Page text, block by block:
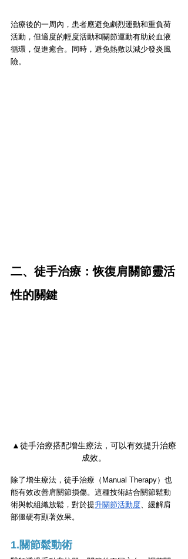
治療後的一周內，患者應避免劇烈運動和重負荷
活動，但適度的輕度活動和關節運動有助於血液
循環，促進癒合。同時，避免熱敷以減少發炎風
險。
二、徒手治療：恢復肩關節靈活
性的關鍵
▲徒手治療搭配增生療法，可以有效提升治療
成效。
除了增生療法，徒手治療（Manual Therapy）也
能有效改善肩關節損傷。這種技術結合關節鬆動
術與軟組織放鬆，對於提升關節活動度 、緩解肩
部僵硬有顯著效果。
1.關節鬆動術